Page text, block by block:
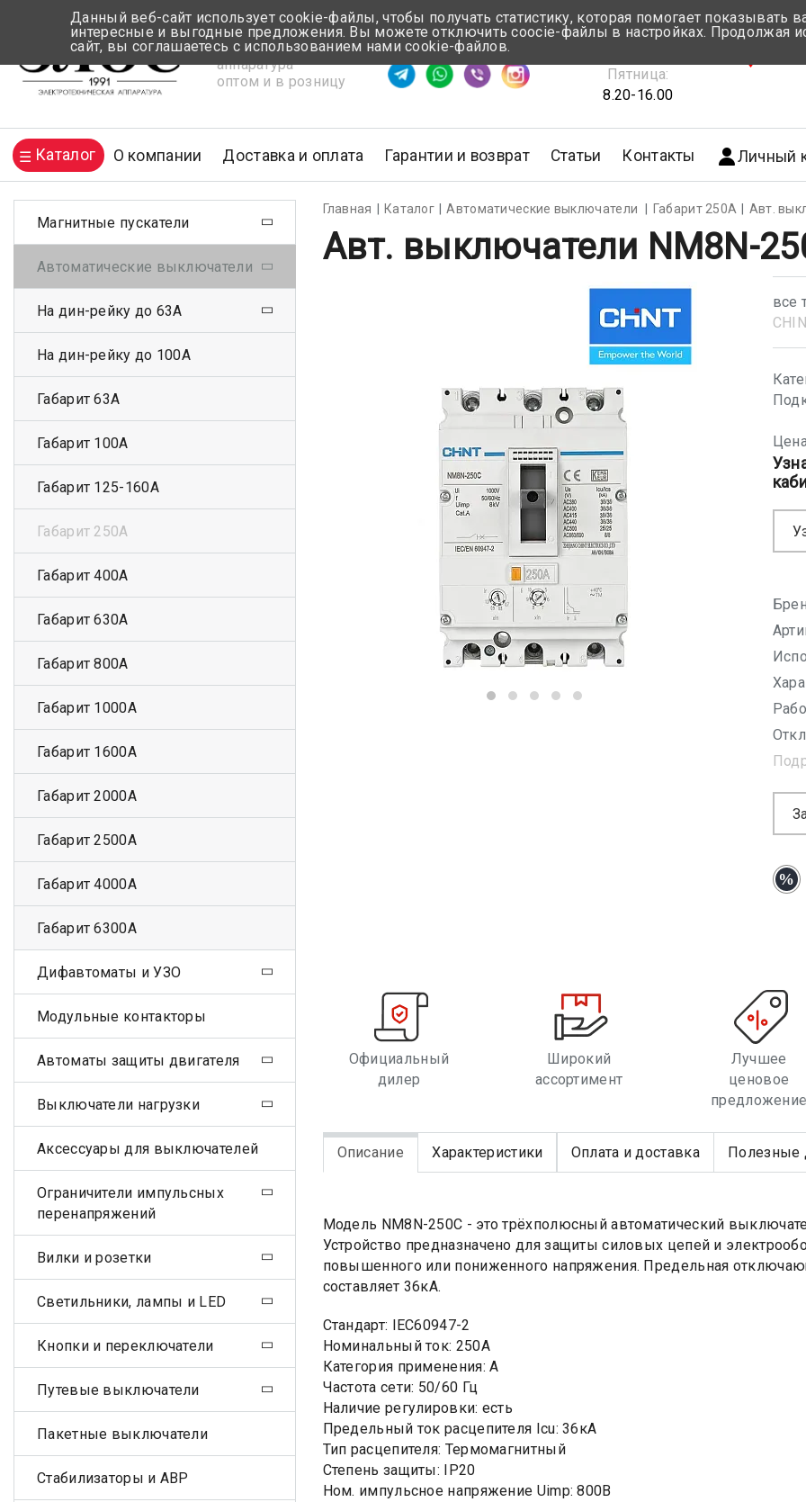
Электротехническая
аппаратура
оптом и в розницу
Время ответа ≈ 5 мин
Понедельник-Четверг:
Пятница:
8.20-16.00
Каталог О компании Доставка и оплата Гарантии и возврат Статьи Контакты Личный
Главная Каталог Автоматические выключатели Габарит 250А Авт.
Авт. выключатели NM8N-
все
Официальный
дилер
Широкий
ассортимент
Лучшее
ценовое
предложение
Описание Характеристики Оплата и доставка Полезные
Модель NM8N-250С - это трёхполюсный автоматический
Устройство предназначено для защиты силовых цепей и
повышенного или пониженного напряжения. Предельная
составляет 36кА.
Стандарт: IEC60947-2
Номинальный ток: 250А
Категория применения: А
Частота сети: 50/60 Гц
Наличие регулировки: есть
Предельный ток расцепителя Icu: 36кА
Тип расцепителя: Термомагнитный
Степень защиты: IP20
Ном. импульсное напряжение Uimp: 800В
Магнитные пускатели
Автоматические выключатели
На дин-рейку до 63А
На дин-рейку до 100А
Габарит 63А
Габарит 100А
Габарит 125-160А
Габарит 250А
Габарит 400А
Габарит 630А
Габарит 800А
Габарит 1000А
Габарит 1600А
Габарит 2000А
Габарит 2500А
Габарит 4000А
Габарит 6300А
Дифавтоматы и УЗО
Модульные контакторы
Автоматы защиты двигателя
Выключатели нагрузки
Аксессуары для выключателей
Ограничители импульсных
перенапряжений
Вилки и розетки
Светильники, лампы и LED
Кнопки и переключатели
Путевые выключатели
Пакетные выключатели
Стабилизаторы и АВР
Данный веб-сайт использует cookie-файлы, чтобы получать статистику, которая помогает показывать
интересные и выгодные предложения. Вы можете отключить coocie-файлы в настройках. Продолжая
сайт, вы соглашаетесь с использованием нами cookie-файлов.